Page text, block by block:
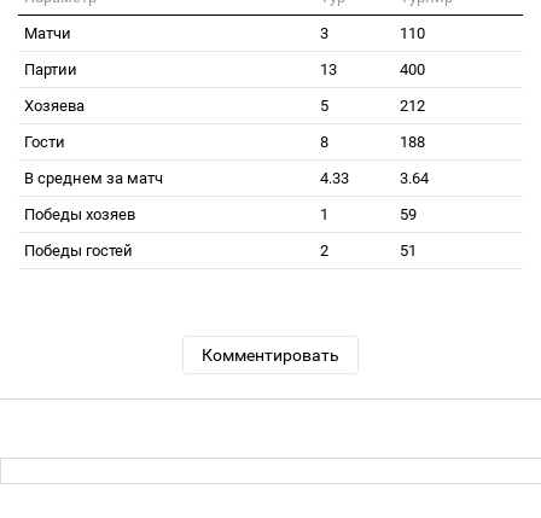
Матчи
3
110
Партии
13
400
Хозяева
5
212
Гости
8
188
В среднем за матч
4.33
3.64
Победы хозяев
1
59
Победы гостей
2 51
Комментировать